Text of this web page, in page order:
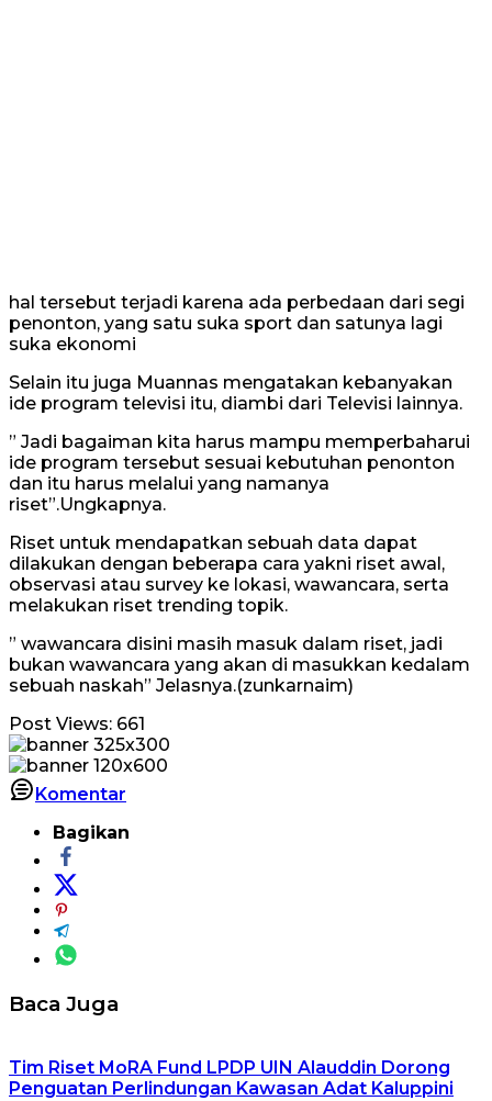
hal tersebut terjadi karena ada perbedaan dari segi
penonton, yang satu suka sport dan satunya lagi
suka ekonomi
Selain itu juga Muannas mengatakan kebanyakan
ide program televisi itu, diambi dari Televisi lainnya.
” Jadi bagaiman kita harus mampu memperbaharui
ide program tersebut sesuai kebutuhan penonton
dan itu harus melalui yang namanya
riset”.Ungkapnya.
Riset untuk mendapatkan sebuah data dapat
dilakukan dengan beberapa cara yakni riset awal,
observasi atau survey ke lokasi, wawancara, serta
melakukan riset trending topik.
” wawancara disini masih masuk dalam riset, jadi
bukan wawancara yang akan di masukkan kedalam
sebuah naskah” Jelasnya.(zunkarnaim)
Post Views: 661
Komentar
Bagikan
Baca Juga
Tim Riset MoRA Fund LPDP UIN Alauddin Dorong
Penguatan Perlindungan Kawasan Adat Kaluppini